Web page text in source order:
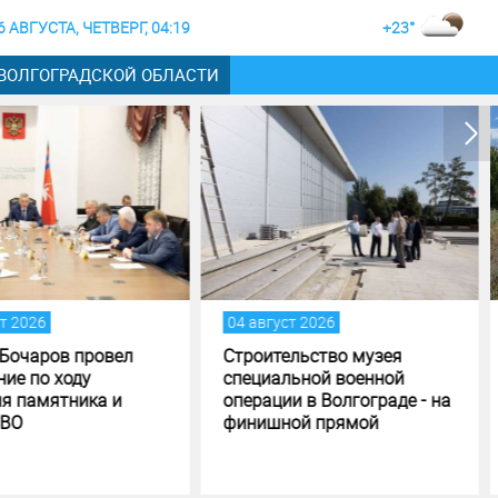
АВГУСТА, ЧЕТВЕРГ, 04:19 +23°
ОБЛАСТИ
2026
музея
военной
в Волгограде - на
прямой
02 август 2026
Жителей и гостей
Волгоградской области
приглашают принять
участие в фотоконкурсе